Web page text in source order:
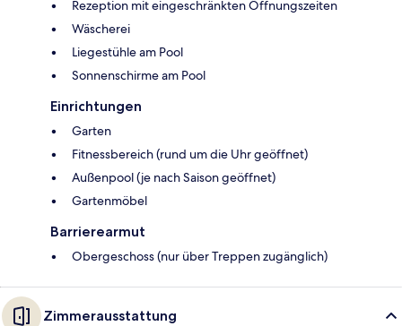
Rezeption mit eingeschränkten Öffnungszeiten
Wäscherei
Liegestühle am Pool
Sonnenschirme am Pool
Einrichtungen
Garten
Fitnessbereich (rund um die Uhr geöffnet)
Außenpool (je nach Saison geöffnet)
Gartenmöbel
Barrierearmut
Obergeschoss (nur über Treppen zugänglich)
Zimmerausstattung